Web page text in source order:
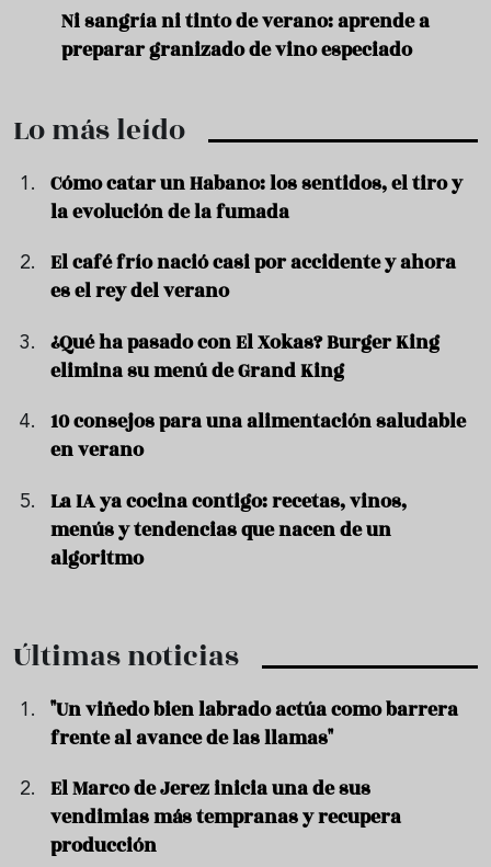
Ni sangría ni tinto de verano: aprende a
preparar granizado de vino especiado
Lo más leído
Cómo catar un Habano: los sentidos, el tiro y
la evolución de la fumada
El café frío nació casi por accidente y ahora
es el rey del verano
¿Qué ha pasado con El Xokas? Burger King
elimina su menú de Grand King
10 consejos para una alimentación saludable
en verano
La IA ya cocina contigo: recetas, vinos,
menús y tendencias que nacen de un
algoritmo
Últimas noticias
"Un viñedo bien labrado actúa como barrera
frente al avance de las llamas"
El Marco de Jerez inicia una de sus
vendimias más tempranas y recupera
producción